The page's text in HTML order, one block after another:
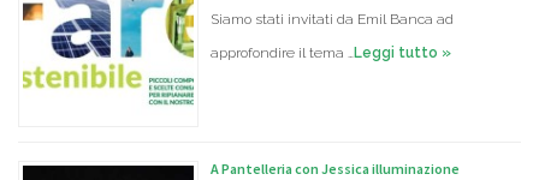
Siamo stati invitati da Emil Banca ad
approfondire il tema …Leggi tutto »
A Pantelleria con Jessica illuminazione